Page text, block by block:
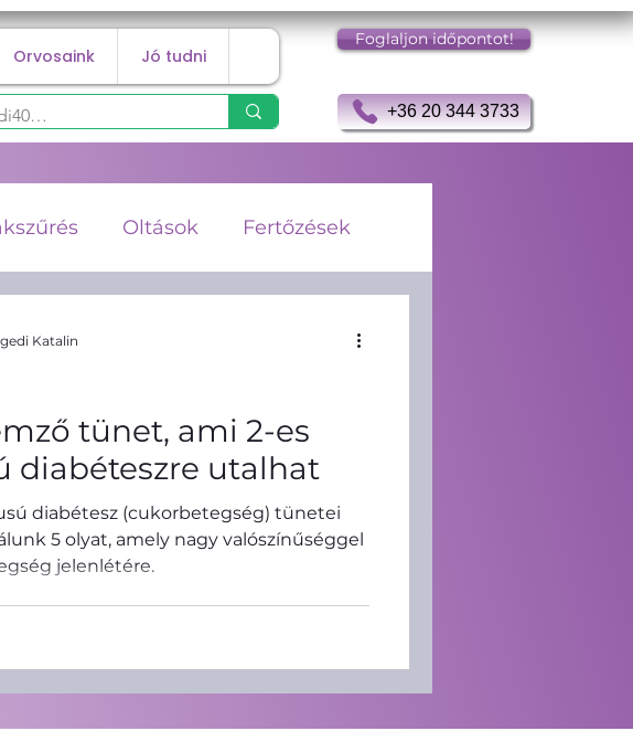
Orvosaink Jó tudni
Foglaljon időpontot!
+36 20 344 3733
Oltások Fertőzések
Megelőzés
tünet, ami 2-es
diabéteszre utalhat
diabétesz (cukorbetegség) tünetei
5 olyat, amely nagy valószínűséggel
jelenlétére.
Katalin